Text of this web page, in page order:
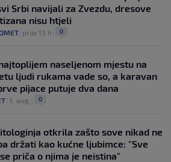
Srbi navijali za Zvezdu, dresove
nisu htjeli
prije 13 h 0
naseljenom mjestu na
ljudi rukama vade so, a karavan
pijace putuje dva dana
5. aug. 0
otkrila zašto sove nikad ne
držati kao kućne ljubimce: "Sve
priča o njima je neistina"